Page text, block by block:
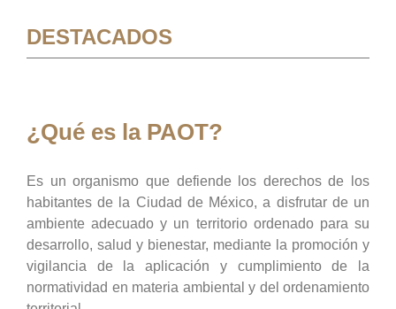
DESTACADOS
¿Qué es la PAOT?
Es un organismo que defiende los derechos de los
habitantes de la Ciudad de México, a disfrutar de un
ambiente adecuado y un territorio ordenado para su
desarrollo, salud y bienestar, mediante la promoción y
vigilancia de la aplicación y cumplimiento de la
normatividad en materia ambiental y del ordenamiento